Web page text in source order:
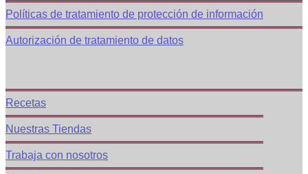
Políticas de tratamiento de protección de información
Autorización de tratamiento de datos
Recetas
Nuestras Tiendas
Trabaja con nosotros